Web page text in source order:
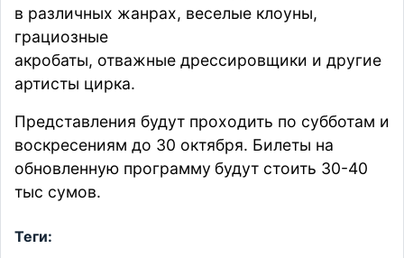
в различных жанрах, веселые клоуны,
грациозные
акробаты, отважные дрессировщики и другие
артисты цирка.
Представления будут проходить по субботам и
воскресениям до 30 октября. Билеты на
обновленную программу будут стоить 30-40
тыс сумов.
Теги: